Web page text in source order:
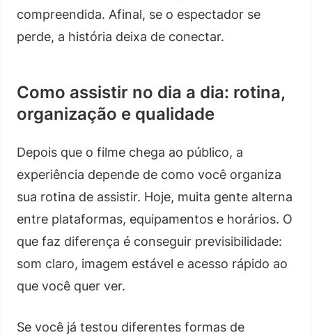
compreendida. Afinal, se o espectador se
perde, a história deixa de conectar.
Como assistir no dia a dia: rotina,
organização e qualidade
Depois que o filme chega ao público, a
experiência depende de como você organiza
sua rotina de assistir. Hoje, muita gente alterna
entre plataformas, equipamentos e horários. O
que faz diferença é conseguir previsibilidade:
som claro, imagem estável e acesso rápido ao
que você quer ver.
Se você já testou diferentes formas de